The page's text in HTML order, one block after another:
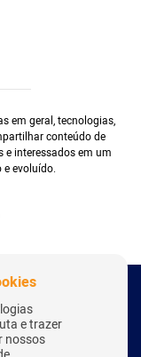
em geral, tecnologias,
conteúdo de
interessados em um
evoluído.
Reservados
e trazer
nossos